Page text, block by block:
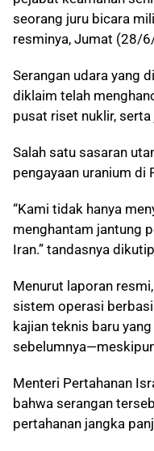
seorang juru bicara
resminya, Jumat (28/
Serangan udara yang
diklaim telah
pusat riset nuklir,
Salah satu sasaran
pengayaan uranium di
“Kami tidak hanya
menghantam jantung
Iran.” tandasnya
Menurut laporan
sistem operasi
kajian teknis baru
Menteri Pertahanan
bahwa serangan
pertahanan jangka